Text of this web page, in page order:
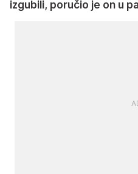
izgubili, poručio je on u